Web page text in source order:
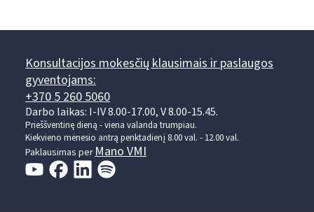
Konsultacijos mokesčių klausimais ir paslaugos
gyventojams:
+370 5 260 5060
Darbo laikas: I-IV 8.00-17.00, V 8.00-15.45.
Prieššventinę dieną - viena valanda trumpiau.
Kiekvieno mėnesio antrą penktadienį 8.00 val. - 12.00 val.
Paklausimas per Mano VMI